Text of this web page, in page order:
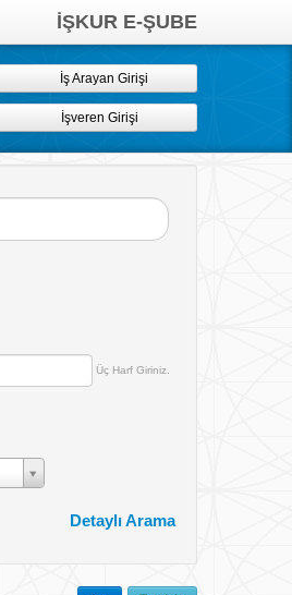
İŞKUR E-ŞUBE
İş Arayan Girişi
İşveren Girişi
Üç Harf Giriniz.
Detaylı Arama